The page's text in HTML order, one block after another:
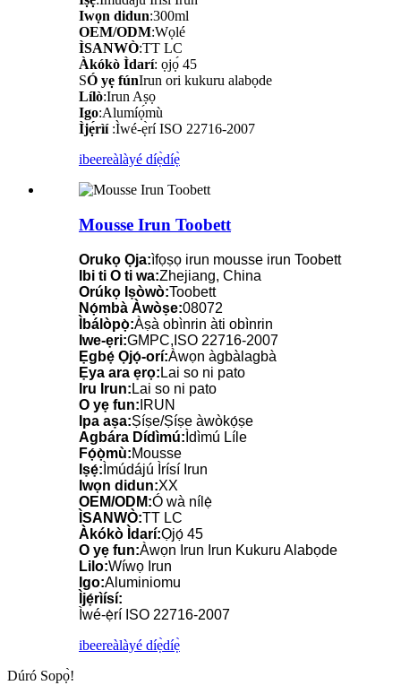
Iwọn didun:300ml
OEM/ODM:Wọlé
ÌSANWÒ:TT LC
Àkókò Ìdarí: ọjọ́ 45
SÓ yẹ fúnIrun ori kukuru alabọde
Lílò:Irun Aṣọ
Igo:Alumíọ́mù
Ìjẹ́rìí:Ìwé-ẹ̀rí ISO 22716-2007
ibeereàlàyé díẹ̀díẹ̀
Mousse Irun Toobett
Orukọ Ọja:ìfọṣọ irun mousse irun Toobett
Ibi ti O ti wa:Zhejiang, China
Orúkọ Iṣòwò:Toobett
Nọ́mbà Àwòṣe:08072
Ìbálòpọ̀:Àṣà obìnrin àti obìnrin
Iwe-ẹri:GMPC,ISO 22716-2007
Ẹgbẹ́ Ọjọ́-orí:Àwọn àgbàlagbà
Ẹya ara ẹrọ: Lai so ni pato
Iru Irun: Lai so ni pato
O yẹ fun: IRUN
Ipa aṣa:Ṣíṣe/Ṣíṣe àwòkọ́ṣe
Agbára Dídìmú: Ìdìmú Líle
Fọ́ọ̀mù:Mousse
Iṣẹ́: Ìmúdájú Ìrísí Irun
Iwọn didun:XX
OEM/ODM:Ó wà nílẹ̀
ÌSANWÒ:TT LC
Àkókò Ìdarí:Ọjọ́ 45
O yẹ fun:Àwọn Irun Irun Kukuru Alabọde
Lilo:Wíwọ Irun
Igo:Aluminiomu
Ìjẹ́rìísí:
Ìwé-ẹ̀rí ISO 22716-2007
ibeereàlàyé díẹ̀díẹ̀
Dúró Sopọ̀!